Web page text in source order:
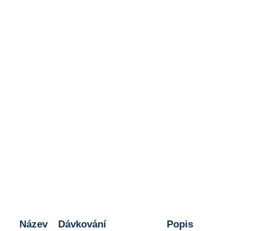
Název Dávkování Popis